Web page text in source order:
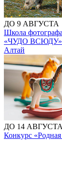
ДО 9 АВГУСТА
Школа
«ЧУДО ВСЮДУ»
Алтай
ДО 14 АВГУСТА
Конкурс